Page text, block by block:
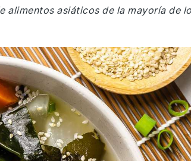
alimentos asiáticos de la mayoría de